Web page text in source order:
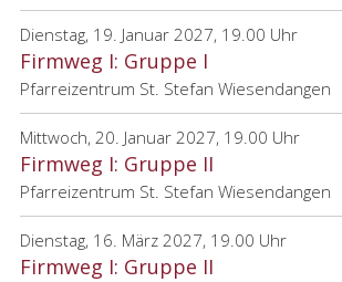
Dienstag, 19. Januar 2027, 19.00 Uhr
Firmweg I: Gruppe I
Pfarreizentrum St. Stefan Wiesendangen
Mittwoch, 20. Januar 2027, 19.00 Uhr
Firmweg I: Gruppe II
Pfarreizentrum St. Stefan Wiesendangen
Dienstag, 16. März 2027, 19.00 Uhr
Firmweg I: Gruppe II